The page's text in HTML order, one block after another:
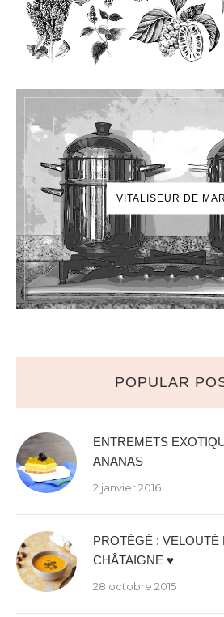
VITALISEUR DE
POPULAR
ENTREMETS
ANANAS
2 janvier 2016
PROTÉGÉ : VELOUTÉ
CHÂTAIGNE ♥
28 octobre 2015